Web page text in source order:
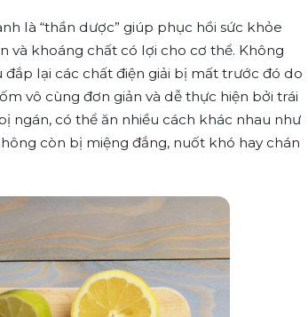
là “thần dược” giúp phục hồi sức khỏe
và khoáng chất có lợi cho cơ thể. Không
đắp lại các chất điện giải bị mất trước đó do
vô cùng đơn giản và dễ thực hiện bởi trái
ngán, có thể ăn nhiều cách khác nhau như
còn bị miệng đắng, nuốt khó hay chán